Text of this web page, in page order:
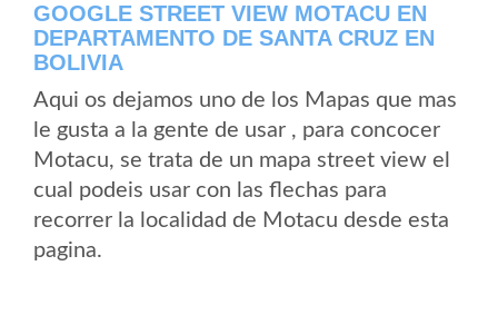
GOOGLE STREET VIEW MOTACU EN
DEPARTAMENTO DE SANTA CRUZ EN
BOLIVIA
Aqui os dejamos uno de los Mapas que mas
le gusta a la gente de usar , para concocer
Motacu, se trata de un mapa street view el
cual podeis usar con las flechas para
recorrer la localidad de Motacu desde esta
pagina.